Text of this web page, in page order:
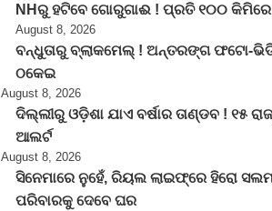
NHରୁ ହଟିବେ ଗୋରୁଗାଈ ! ପ୍ରତି ୧୦୦ କିମିରେ
August 8, 2026
ବନ୍ଧୁତାରୁ ବ୍ଲାକମେଲ୍ ! ଅନ୍ତରଙ୍ଗ ଫଟୋ-
ଠକେଇ
August 8, 2026
ଦିଲ୍ଲୀରୁ ଓଡ଼ିଶା ଯାଏ ବର୍ଷାର ତାଣ୍ଡବ ! ୧୫
ଆଲର୍ଟ
August 8, 2026
ସିନେମାରେ ନୁହେଁ, ରିୟଲ ଲାଇଫ୍‌ରେ ହିରୋ
ପରିବାରକୁ ଦେବେ ଘର